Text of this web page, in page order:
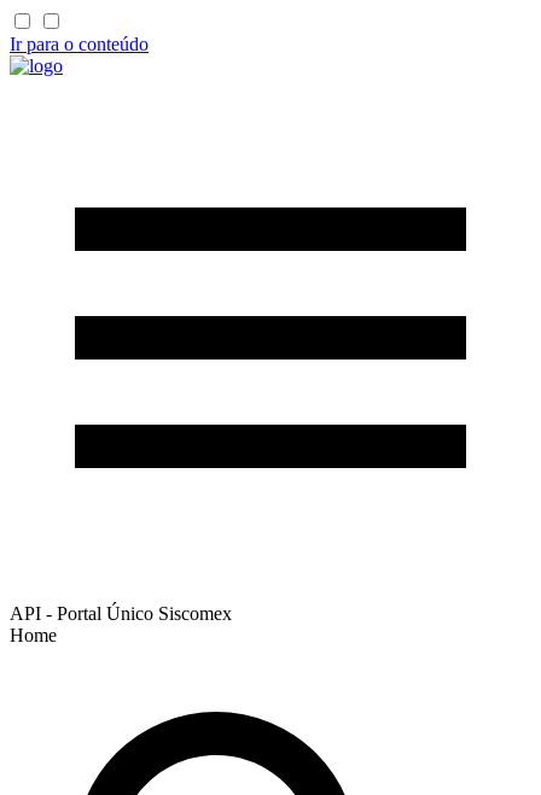
Ir para o conteúdo
API - Portal Único Siscomex
Home